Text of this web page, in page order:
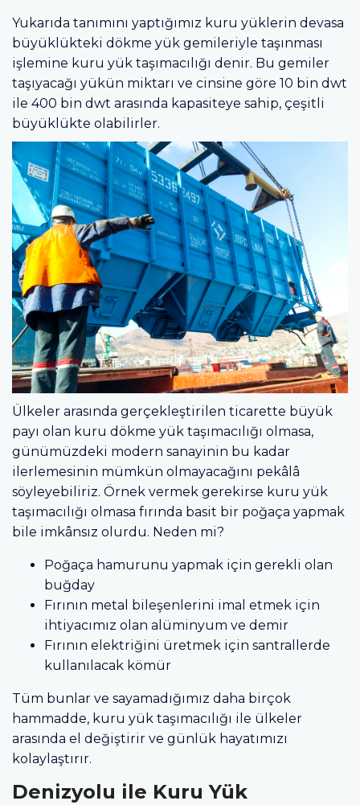
Yukarıda tanımını yaptığımız kuru yüklerin devasa
büyüklükteki dökme yük gemileriyle taşınması
işlemine kuru yük taşımacılığı denir. Bu gemiler
taşıyacağı yükün miktarı ve cinsine göre 10 bin dwt
ile 400 bin dwt arasında kapasiteye sahip, çeşitli
büyüklükte olabilirler.
Ülkeler arasında gerçekleştirilen ticarette büyük
payı olan kuru dökme yük taşımacılığı olmasa,
günümüzdeki modern sanayinin bu kadar
ilerlemesinin mümkün olmayacağını pekâlâ
söyleyebiliriz. Örnek vermek gerekirse kuru yük
taşımacılığı olmasa fırında basit bir poğaça yapmak
bile imkânsız olurdu. Neden mi?
Poğaça hamurunu yapmak için gerekli olan
buğday
Fırının metal bileşenlerini imal etmek için
ihtiyacımız olan alüminyum ve demir
Fırının elektriğini üretmek için santrallerde
kullanılacak kömür
Tüm bunlar ve sayamadığımız daha birçok
hammadde, kuru yük taşımacılığı ile ülkeler
arasında el değiştirir ve günlük hayatımızı
kolaylaştırır.
Denizyolu ile Kuru Yük